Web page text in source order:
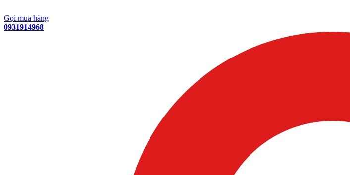
Gọi mua hàng
0931914968